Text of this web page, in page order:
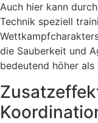
Auch hier kann
Technik speziell
die Sauberkeit und
bedeutend höher